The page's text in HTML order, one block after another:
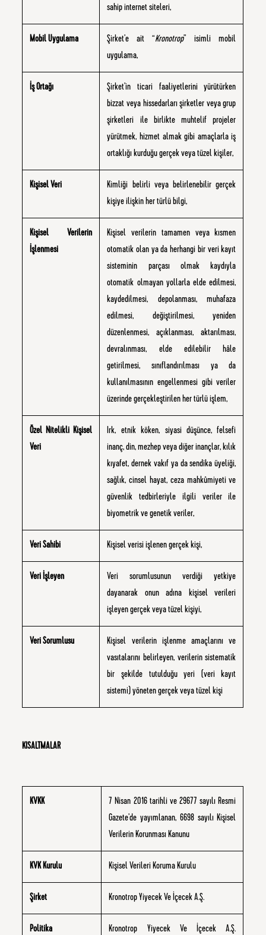
sahip internet siteleri,
Mobil Uygulama Şirket’e ait “Kronotrop” isimli mobil
uygulama,
İş Ortağı
Şirket’in ticari faaliyetlerini yürütürken
bizzat veya hissedarları şirketler veya grup
şirketleri ile birlikte muhtelif projeler
yürütmek, hizmet almak gibi amaçlarla iş
ortaklığı kurduğu gerçek veya tüzel kişiler,
Kişisel Veri
Kimliği belirli veya belirlenebilir gerçek
kişiye ilişkin her türlü bilgi,
Kişisel Verilerin
İşlenmesi
Kişisel verilerin tamamen veya kısmen
otomatik olan ya da herhangi bir veri kayıt
sisteminin parçası olmak kaydıyla
otomatik olmayan yollarla elde edilmesi,
kaydedilmesi, depolanması, muhafaza
edilmesi, değiştirilmesi, yeniden
düzenlenmesi, açıklanması, aktarılması,
devralınması, elde edilebilir hâle
getirilmesi, sınıflandırılması ya da
kullanılmasının engellenmesi gibi veriler
üzerinde gerçekleştirilen her türlü işlem,
Özel Nitelikli Kişisel
Veri
Irk, etnik köken, siyasi düşünce, felsefi
inanç, din, mezhep veya diğer inançlar, kılık
kıyafet, dernek vakıf ya da sendika üyeliği,
sağlık, cinsel hayat, ceza mahkûmiyeti ve
güvenlik tedbirleriyle ilgili veriler ile
biyometrik ve genetik veriler,
Veri Sahibi Kişisel verisi işlenen gerçek kişi,
Veri İşleyen
Veri sorumlusunun verdiği yetkiye
dayanarak onun adına kişisel verileri
işleyen gerçek veya tüzel kişiyi,
Veri Sorumlusu
Kişisel verilerin işlenme amaçlarını ve
vasıtalarını belirleyen, verilerin sistematik
bir şekilde tutulduğu yeri (veri kayıt
sistemi) yöneten gerçek veya tüzel kişi
KISALTMALAR
KVKK
7 Nisan 2016 tarihli ve 29677 sayılı Resmi
Gazete’de yayımlanan, 6698 sayılı Kişisel
Verilerin Korunması Kanunu
KVK Kurulu Kişisel Verileri Koruma Kurulu
Şirket Kronotrop Yiyecek Ve İçecek A.Ş.
Politika
Kronotrop Yiyecek Ve İçecek A.Ş.